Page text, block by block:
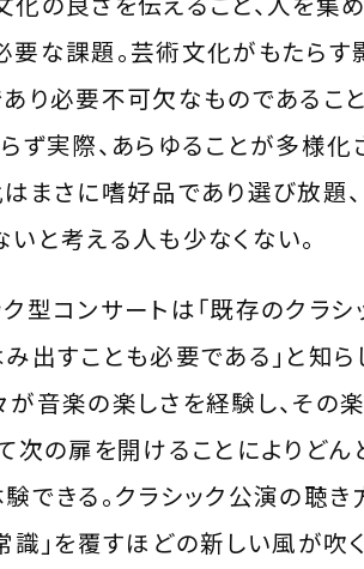
要な課題。芸術文化がもたら
り必要不可欠なものであるこ
ず実際、あらゆることが多様化
まさに嗜好品であり選び放題
と考える人も少なくない。
型コンサートは「既存のクラシ
出すことも必要である」と知ら
音楽の楽しさを経験し、その
次の扉を開けることによりど
できる。クラシック公演の聴き
識」を覆すほどの新しい風が吹